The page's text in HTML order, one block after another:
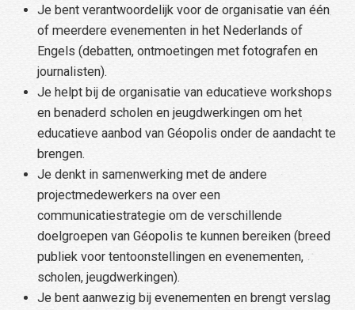
Je bent verantwoordelijk voor de organisatie van één
of meerdere evenementen in het Nederlands of
Engels (debatten, ontmoetingen met fotografen en
journalisten).
Je helpt bij de organisatie van educatieve workshops
en benaderd scholen en jeugdwerkingen om het
educatieve aanbod van Géopolis onder de aandacht te
brengen.
Je denkt in samenwerking met de andere
projectmedewerkers na over een
communicatiestrategie om de verschillende
doelgroepen van Géopolis te kunnen bereiken (breed
publiek voor tentoonstellingen en evenementen,
scholen, jeugdwerkingen).
Je bent aanwezig bij evenementen en brengt verslag